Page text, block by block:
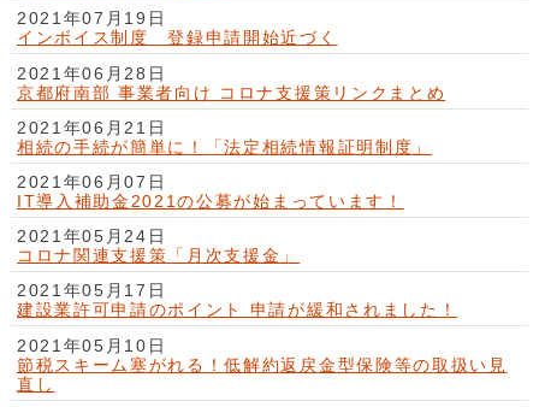
2021年07月19日
インボイス制度 登録申請開始近づく
2021年06月28日
京都府南部 事業者向け コロナ支援策リンクまとめ
2021年06月21日
相続の手続が簡単に！「法定相続情報証明制度」
2021年06月07日
IT導入補助金2021の公募が始まっています！
2021年05月24日
コロナ関連支援策「月次支援金」
2021年05月17日
建設業許可申請のポイント 申請が緩和されました！
2021年05月10日
節税スキーム塞がれる！低解約返戻金型保険等の取扱い見
直し